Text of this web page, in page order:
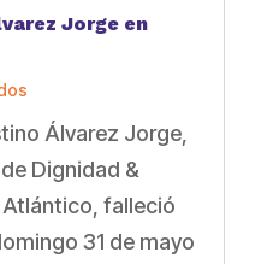
Jorge en
Álvarez Jorge,
Dignidad &
falleció
31 de mayo